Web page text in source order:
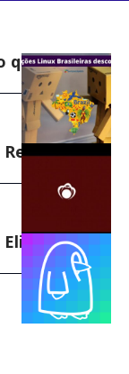
que